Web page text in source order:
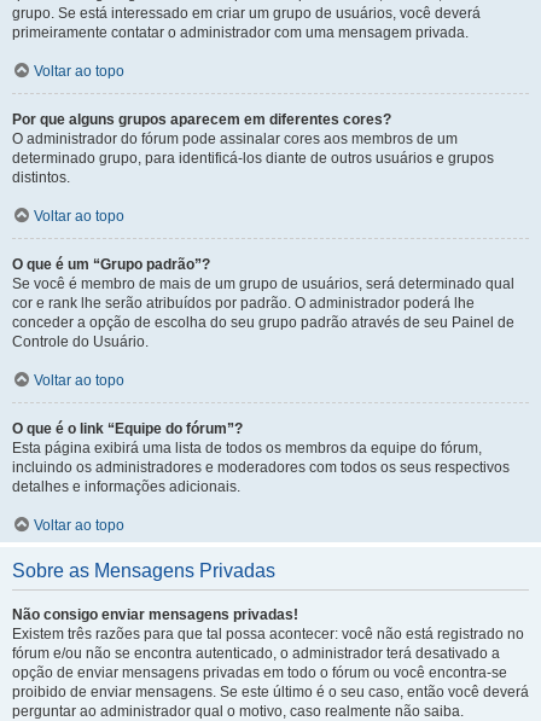
grupo. Se está interessado em criar um grupo de usuários, você deverá
primeiramente contatar o administrador com uma mensagem privada.
Voltar ao topo
Por que alguns grupos aparecem em diferentes cores?
O administrador do fórum pode assinalar cores aos membros de um
determinado grupo, para identificá-los diante de outros usuários e grupos
distintos.
Voltar ao topo
O que é um “Grupo padrão”?
Se você é membro de mais de um grupo de usuários, será determinado qual
cor e rank lhe serão atribuídos por padrão. O administrador poderá lhe
conceder a opção de escolha do seu grupo padrão através de seu Painel de
Controle do Usuário.
Voltar ao topo
O que é o link “Equipe do fórum”?
Esta página exibirá uma lista de todos os membros da equipe do fórum,
incluindo os administradores e moderadores com todos os seus respectivos
detalhes e informações adicionais.
Voltar ao topo
Sobre as Mensagens Privadas
Não consigo enviar mensagens privadas!
Existem três razões para que tal possa acontecer: você não está registrado no
fórum e/ou não se encontra autenticado, o administrador terá desativado a
opção de enviar mensagens privadas em todo o fórum ou você encontra-se
proibido de enviar mensagens. Se este último é o seu caso, então você deverá
perguntar ao administrador qual o motivo, caso realmente não saiba.